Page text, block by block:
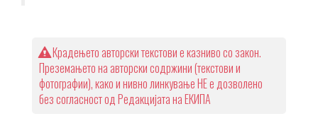
Крадењето авторски текстови е казниво со закон.
Преземањето на авторски содржини (текстови и
фотографии), како и нивно линкување НЕ е дозволено
без согласност од Редакцијата на ЕКИПА